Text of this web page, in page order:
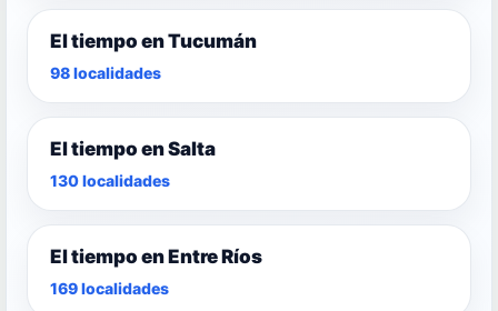
El tiempo en Tucumán
98 localidades
El tiempo en Salta
130 localidades
El tiempo en Entre Ríos
169 localidades